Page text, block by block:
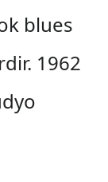
blues
1962